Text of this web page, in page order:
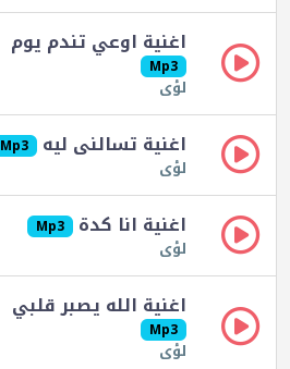
اغنية اوعي تندم يوم
Mp3
لؤى
اغنية تسالنى ليه Mp3
لؤى
اغنية انا كدة Mp3
لؤى
اغنية الله يصبر قلبي
Mp3
لؤى